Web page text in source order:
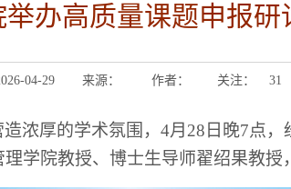
办高质量课题申报研
04-29 来源： 作者： 关注： 31
浓厚的学术氛围，4月28日 晚7点，
学院教授、博士生导师翟绍果教授